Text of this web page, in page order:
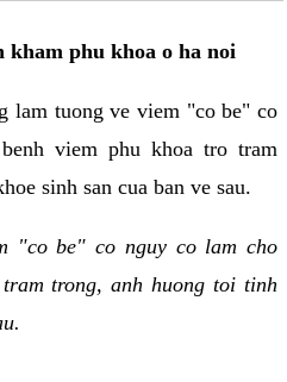
kham phu khoa o ha noi
lam tuong ve viem "co be" co
viem phu khoa tro tram
sinh san cua ban ve sau.
"co be" co nguy co lam cho
trong, anh huong toi tinh